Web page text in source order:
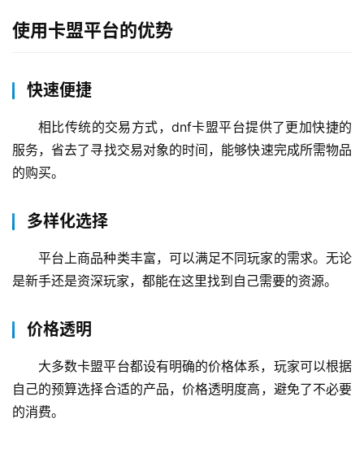
使用卡盟平台的优势
快速便捷
相比传统的交易方式，dnf卡盟平台提供了更加快捷的
服务，省去了寻找交易对象的时间，能够快速完成所需物品
的购买。
多样化选择
平台上商品种类丰富，可以满足不同玩家的需求。无论
是新手还是资深玩家，都能在这里找到自己需要的资源。
价格透明
大多数卡盟平台都设有明确的价格体系，玩家可以根据
自己的预算选择合适的产品，价格透明度高，避免了不必要
的消费。